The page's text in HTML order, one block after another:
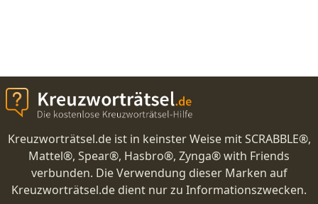
Kreuzworträtsel.de ist in keinster Weise mit SCRABBLE®,
Mattel®, Spear®, Hasbro®, Zynga® with Friends
verbunden. Die Verwendung dieser Marken auf
Kreuzworträtsel.de dient nur zu Informationszwecken.